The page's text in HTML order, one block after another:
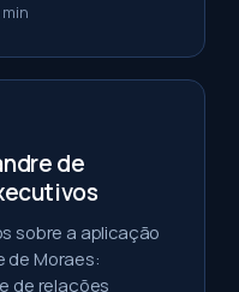
min
de
sobre a aplicação
de Moraes:
de relações